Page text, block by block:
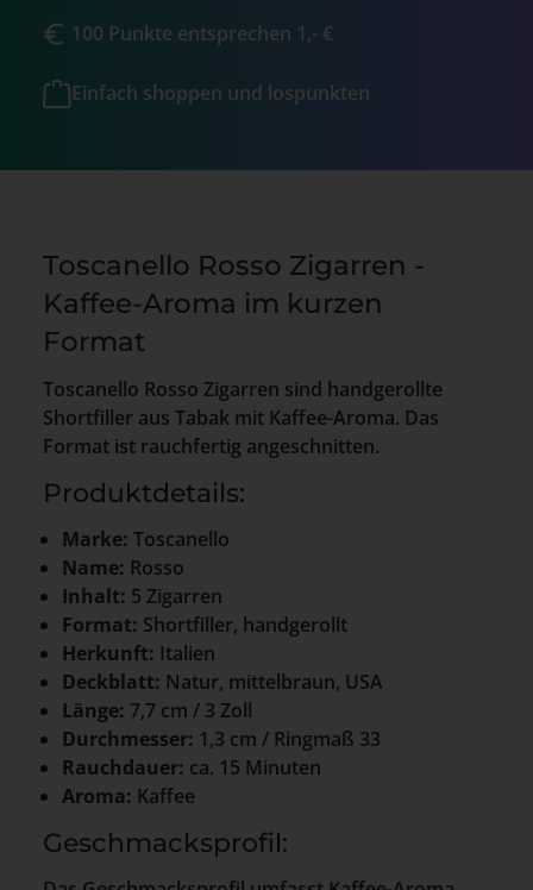
100 Punkte entsprechen 1,- €
Einfach shoppen und lospunkten
Toscanello Rosso Zigarren -
Kaffee-Aroma im kurzen
Format
Toscanello Rosso Zigarren sind handgerollte
Shortfiller aus Tabak mit Kaffee-Aroma. Das
Format ist rauchfertig angeschnitten.
Produktdetails:
Marke: Toscanello
Name: Rosso
Inhalt: 5 Zigarren
Format: Shortfiller, handgerollt
Herkunft: Italien
Deckblatt: Natur, mittelbraun, USA
Länge: 7,7 cm / 3 Zoll
Durchmesser: 1,3 cm / Ringmaß 33
Rauchdauer: ca. 15 Minuten
Aroma: Kaffee
Geschmacksprofil: